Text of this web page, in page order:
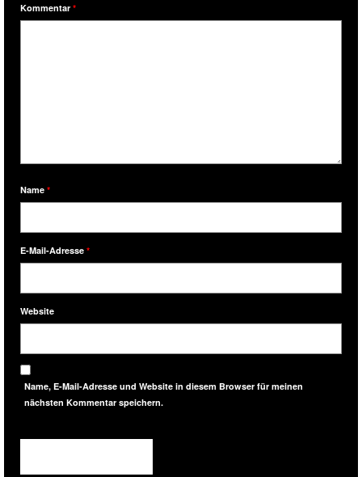
Kommentar *
Name *
E-Mail-Adresse *
Website
Name, E-Mail-Adresse und Website in diesem Browser für meinen
nächsten Kommentar speichern.